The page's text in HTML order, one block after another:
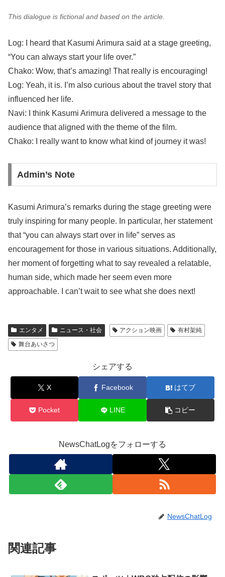
This dialogue is fictional and based on the article.
Log: I heard that Kasumi Arimura said at a stage greeting,
“You can always start your life over.”
Chako: Wow, that’s amazing! That really is encouraging!
Log: Yeah, it is. I’m also curious about the travel story that
influenced her life.
Navi: I think Kasumi Arimura delivered a message to the
audience that aligned with the theme of the film.
Chako: I really want to know what kind of journey it was!
Admin’s Note
Kasumi Arimura’s remarks during the stage greeting were
truly inspiring for many people. In particular, her statement
that “you can always start over in life” serves as
encouragement for those in various situations. Additionally,
her moment of forgetting what to say revealed a relatable,
human side, which made her seem even more
approachable. I can’t wait to see what she does next!
エンタメ ニュース・社会 アクション映画
有村架純
舞台あいさつ
シェアする
X Facebook はてブ
Pocket LINE コピー
NewsChatLogをフォローする
NewsChatLog
関連記事